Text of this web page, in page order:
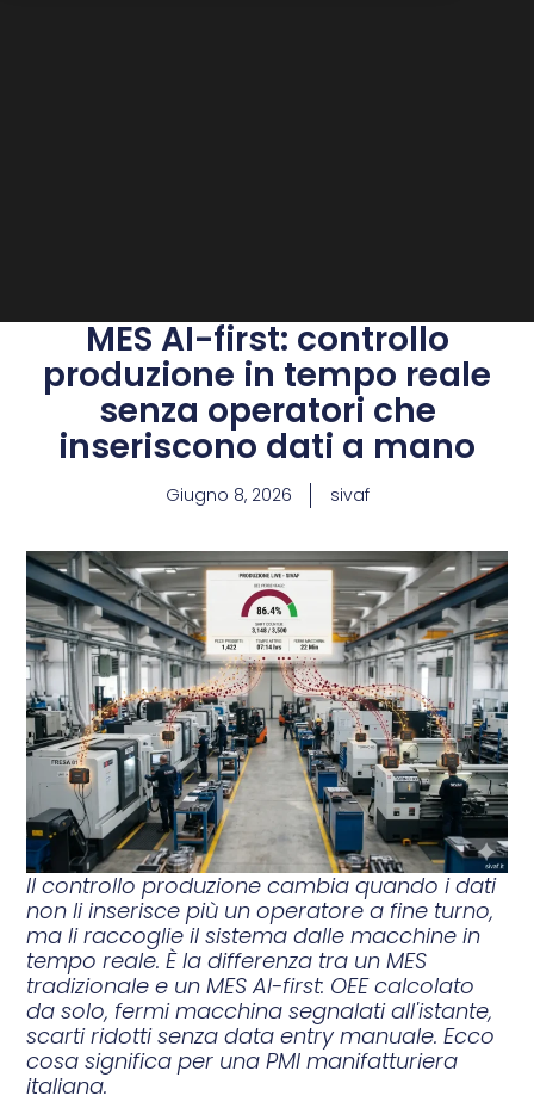
MES AI-first: controllo
produzione in tempo reale
senza operatori che
inseriscono dati a mano
Giugno 8, 2026 sivaf
Il controllo produzione cambia quando i dati
non li inserisce più un operatore a fine turno,
ma li raccoglie il sistema dalle macchine in
tempo reale. È la differenza tra un MES
tradizionale e un MES AI-first: OEE calcolato
da solo, fermi macchina segnalati all'istante,
scarti ridotti senza data entry manuale. Ecco
cosa significa per una PMI manifatturiera
italiana.